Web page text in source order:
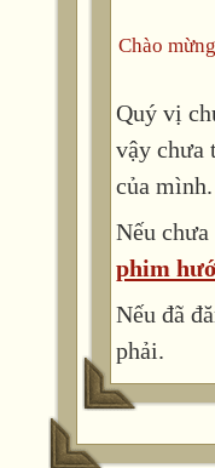
Chào
Quý vị
vậy chưa
của mình.
Nếu
phim
Nếu đã
phải.